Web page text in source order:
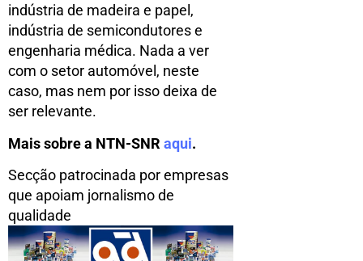
indústria de madeira e papel,
indústria de semicondutores e
engenharia médica. Nada a ver
com o setor automóvel, neste
caso, mas nem por isso deixa de
ser relevante.
Mais sobre a NTN-SNR aqui.
Secção patrocinada por empresas
que apoiam jornalismo de
qualidade